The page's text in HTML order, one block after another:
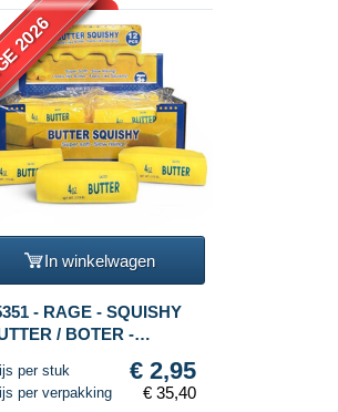
2026
In winkelwagen
- RAGE - SQUISHY
/ BOTER -
- Afm 11x4x4 Cm -
DISPLAY (12st.)
per stuk € 2,95
per verpakking € 35,40